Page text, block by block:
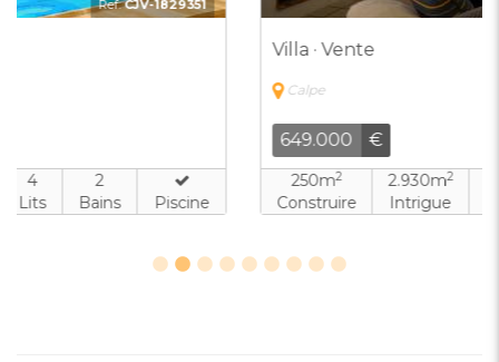
Ref:CJV-8103831
250m
Construire
2.930m
Intrigue
Lits
3
Bains
Piscine